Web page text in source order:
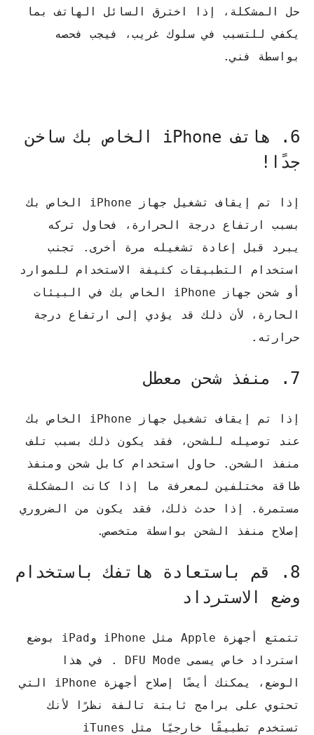
حل المشكلة، إذا اخترق السائل الهاتف بما
يكفي للتسبب في سلوك غريب، فيجب فحصه
بواسطة فني.
6. هاتف iPhone الخاص بك ساخن
جدًا!
إذا تم إيقاف تشغيل جهاز iPhone الخاص بك
بسبب ارتفاع درجة الحرارة، فحاول تركه
يبرد قبل إعادة تشغيله مرة أخرى. تجنب
استخدام التطبيقات كثيفة الاستخدام للموارد
أو شحن جهاز iPhone الخاص بك في البيئات
الحارة، لأن ذلك قد يؤدي إلى ارتفاع درجة
حرارته.
7. منفذ شحن معطل
إذا تم إيقاف تشغيل جهاز iPhone الخاص بك
عند توصيله للشحن، فقد يكون ذلك بسبب تلف
منفذ الشحن. حاول استخدام كابل شحن ومنفذ
طاقة مختلفين لمعرفة ما إذا كانت المشكلة
مستمرة. إذا حدث ذلك، فقد يكون من الضروري
إصلاح منفذ الشحن بواسطة متخصص.
8. قم باستعادة هاتفك باستخدام
وضع الاسترداد
تتمتع أجهزة Apple مثل iPhone وiPad بوضع
استرداد خاص يسمى DFU Mode . في هذا
الوضع، يمكنك أيضًا إصلاح أجهزة iPhone التي
تحتوي على برامج ثابتة تالفة نظرًا لأنك
تستخدم تطبيقًا خارجيًا مثل iTunes